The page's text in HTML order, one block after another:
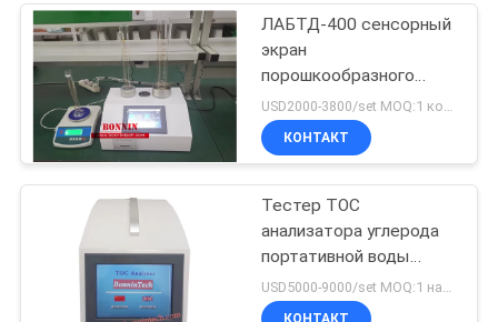
ЛАБТД-400 сенсорный
экран
порошкообразного
теста плотности
КОНТАКТ
Тестер TOC
анализатора углерода
портативной воды
впрыски TA-2.0 онлайн
автономный полный
КОНТАКТ